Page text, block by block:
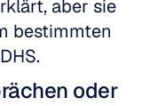
aber sie
bestimmten
oder